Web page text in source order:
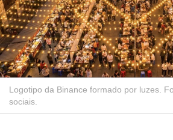
Logotipo da Binance formado por luzes.
sociais.